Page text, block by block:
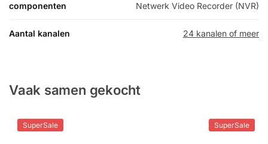
componenten Netwerk Video Recorder (NVR)
Aantal kanalen 24 kanalen of meer
Vaak samen gekocht
SuperSale SuperSale